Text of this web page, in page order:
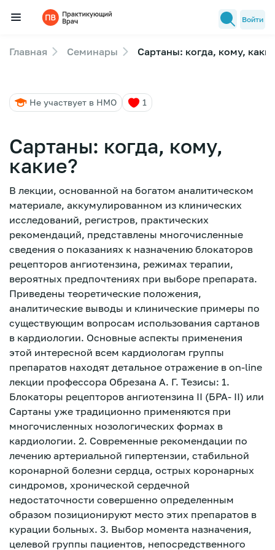
Семинары
Лекторы
Зарегистрироваться
Войти
Главная Семинары Сартаны: когда, кому,
Не участвует в НМО 1
Сартаны: когда, кому,
какие?
В лекции, основанной на богатом аналитическом
материале, аккумулированном из клинических
исследований, регистров, практических
рекомендаций, представлены многочисленные
сведения о показаниях к назначению блокаторов
рецепторов ангиотензина, режимах терапии,
вероятных предпочтениях при выборе препарата.
Приведены теоретические положения,
аналитические выводы и клинические примеры по
существующим вопросам использования сартанов
в кардиологии. Основные аспекты применения
этой интересной всем кардиологам группы
препаратов находят детальное отражение в on-line
лекции профессора Обрезана А. Г. Тезисы: 1.
Блокаторы рецепторов ангиотензина II (БРА- II) или
Сартаны уже традиционно применяются при
многочисленных нозологических формах в
кардиологии. 2. Современные рекомендации по
лечению артериальной гипертензии, стабильной
коронарной болезни сердца, острых коронарных
синдромов, хронической сердечной
недостаточности совершенно определенным
образом позиционируют место этих препаратов в
курации больных. 3. Выбор момента назначения,
целевой группы пациентов, непосредственного